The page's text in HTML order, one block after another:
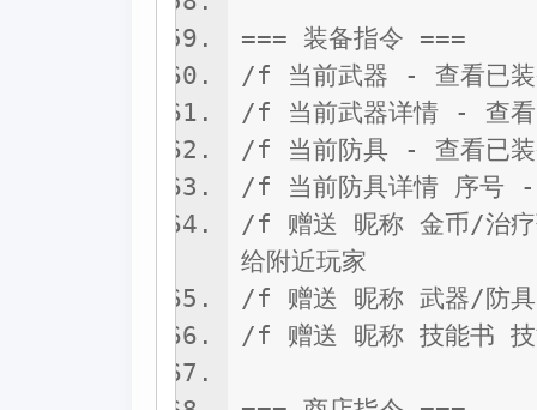
=== 装备指令 ===
/f 当前武器 - 查看已装
/f 当前武器详情 - 查看
/f 当前防具 - 查看已装
/f 当前防具详情 序号 -
/f 赠送 昵称 金币/治疗
给附近玩家
/f 赠送 昵称 武器/防具
/f 赠送 昵称 技能书 技